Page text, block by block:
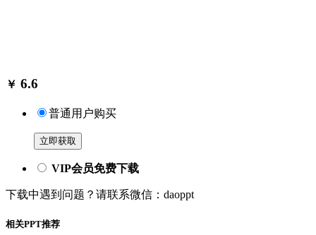
￥ 6.6
普通用户购买
立即获取
VIP会员免费下载
下载中遇到问题？请联系微信：daoppt
相关PPT推荐